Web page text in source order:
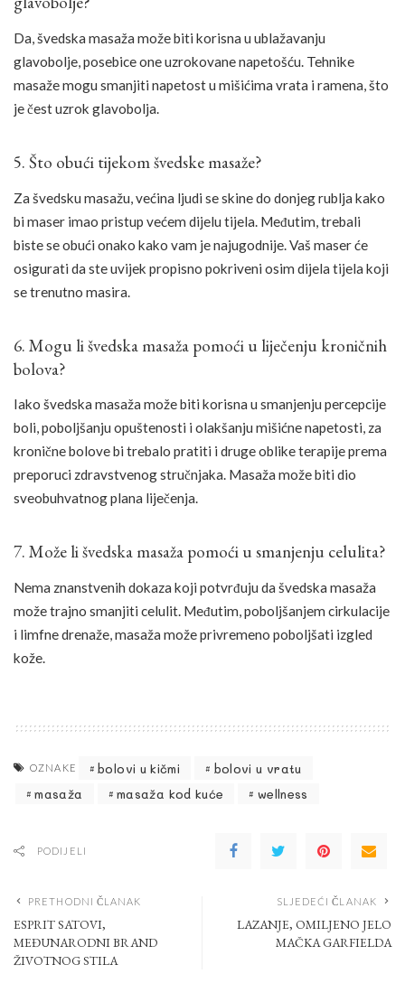
Da, švedska masaža može biti korisna u ublažavanju
glavobolje, posebice one uzrokovane napetošću. Tehnike
masaže mogu smanjiti napetost u mišićima vrata i ramena, što
je čest uzrok glavobolja.
5. Što obući tijekom švedske masaže?
Za švedsku masažu, većina ljudi se skine do donjeg rublja kako
bi maser imao pristup većem dijelu tijela. Međutim, trebali
biste se obući onako kako vam je najugodnije. Vaš maser će
osigurati da ste uvijek propisno pokriveni osim dijela tijela koji
se trenutno masira.
6. Mogu li švedska masaža pomoći u liječenju kroničnih
bolova?
Iako švedska masaža može biti korisna u smanjenju percepcije
boli, poboljšanju opuštenosti i olakšanju mišićne napetosti, za
kronične bolove bi trebalo pratiti i druge oblike terapije prema
preporuci zdravstvenog stručnjaka. Masaža može biti dio
sveobuhvatnog plana liječenja.
7. Može li švedska masaža pomoći u smanjenju celulita?
Nema znanstvenih dokaza koji potvrđuju da švedska masaža
može trajno smanjiti celulit. Međutim, poboljšanjem cirkulacije
i limfne drenaže, masaža može privremeno poboljšati izgled
kože.
OZNAKE bolovi u kičmi
bolovi u vratu
masaža
masaža kod kuće wellness
PODIJELI
PRETHODNI ČLANAK
ESPRIT SATOVI,
MEĐUNARODNI BRAND
ŽIVOTNOG STILA
SLJEDEĆI ČLANAK
LAZANJE, OMILJENO JELO
MAČKA GARFIELDA